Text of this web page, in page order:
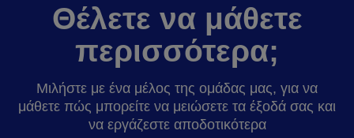
Θέλετε να μάθετε
περισσότερα;
Μιλήστε με ένα μέλος της ομάδας μας, για να
μάθετε πώς μπορείτε να μειώσετε τα έξοδά σας και
να εργάζεστε αποδοτικότερα